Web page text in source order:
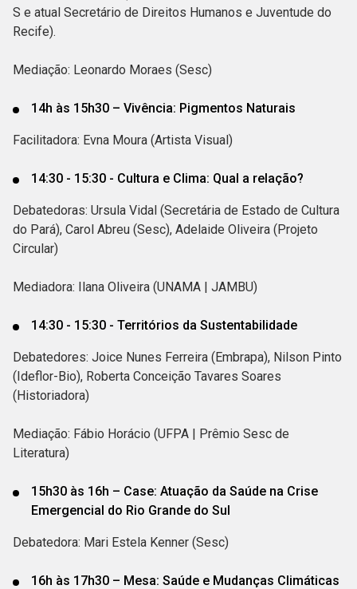
S e atual Secretário de Direitos Humanos e Juventude do
Recife).
Mediação: Leonardo Moraes (Sesc)
14h às 15h30 – Vivência: Pigmentos Naturais
Facilitadora: Evna Moura (Artista Visual)
14:30 - 15:30 - Cultura e Clima: Qual a relação?
Debatedoras: Ursula Vidal (Secretária de Estado de Cultura
do Pará), Carol Abreu (Sesc), Adelaide Oliveira (Projeto
Circular)
Mediadora: Ilana Oliveira (UNAMA | JAMBU)
14:30 - 15:30 - Territórios da Sustentabilidade
Debatedores: Joice Nunes Ferreira (Embrapa), Nilson Pinto
(Ideflor-Bio), Roberta Conceição Tavares Soares
(Historiadora)
Mediação: Fábio Horácio (UFPA | Prêmio Sesc de
Literatura)
15h30 às 16h – Case: Atuação da Saúde na Crise
Emergencial do Rio Grande do Sul
Debatedora: Mari Estela Kenner (Sesc)
16h às 17h30 – Mesa: Saúde e Mudanças Climáticas